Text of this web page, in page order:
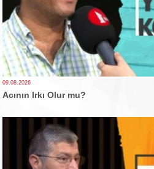
09.08.2026
Acının Irkı Olur mu?